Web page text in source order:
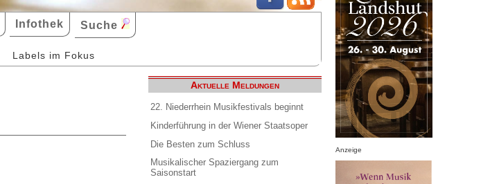
Infothek Suche
Labels im Fokus
Aktuelle Meldungen
22. Niederrhein Musikfestivals beginnt
Kinderführung in der Wiener Staatsoper
Die Besten zum Schluss
Musikalischer Spaziergang zum
Saisonstart
Anzeige